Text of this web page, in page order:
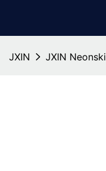
JXIN JXIN